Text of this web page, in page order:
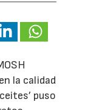
la calidad
puso